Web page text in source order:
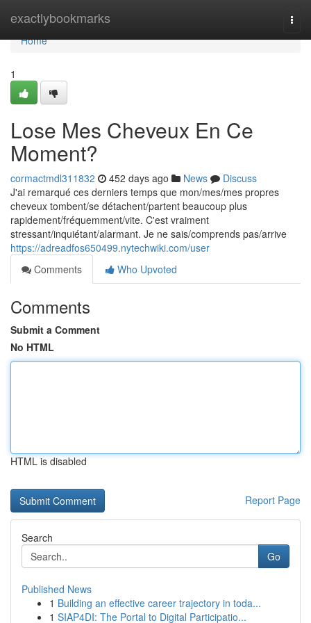
exactlybookmarks
Home
Home
1
Lose Mes Cheveux En Ce
Moment?
cormactmdl311832 452 days ago News
Discuss
J'ai remarqué ces derniers temps que mon/mes/mes propres
cheveux tombent/se détachent/partent beaucoup plus
rapidement/fréquemment/vite. C'est vraiment
stressant/inquiétant/alarmant. Je ne sais/comprends pas/arrive
https://adreadfos650499.nytechwiki.com/user
Comments
Who Upvoted
Comments
Submit a Comment
No HTML
HTML is disabled
Report Page
Search
Go
Published News
1 Building an effective career trajectory in toda...
1 SIAP4DI: The Portal to Digital Participatio...